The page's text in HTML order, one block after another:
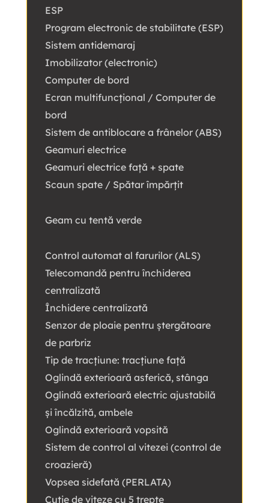
ESP
Program electronic de stabilitate (ESP)
Sistem antidemaraj
Imobilizator (electronic)
Computer de bord
Ecran multifuncțional / Computer de
bord
Sistem de antiblocare a frânelor (ABS)
Geamuri electrice
Geamuri electrice față + spate
Scaun spate / Spătar împărțit
Geam cu tentă verde
Control automat al farurilor (ALS)
Telecomandă pentru închiderea
centralizată
Închidere centralizată
Senzor de ploaie pentru ștergătoare
de parbriz
Tip de tracțiune: tracțiune față
Oglindă exterioară asferică, stânga
Oglindă exterioară electric ajustabilă
și încălzită, ambele
Oglindă exterioară vopsită
Sistem de control al vitezei (control de
croazieră)
Vopsea sidefată (PERLATA)
Cutie de viteze cu 5 trepte